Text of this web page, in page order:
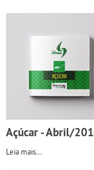
Açúcar - Abril/
Leia mais...